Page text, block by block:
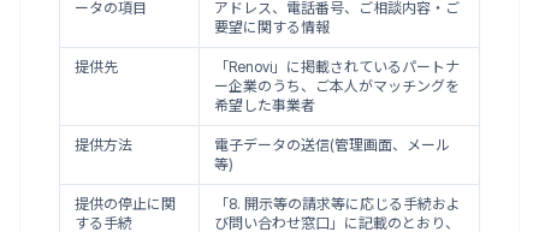
ータの項目
アドレス、電話番号、ご相談内容・ご
要望に関する情報
提供先
「Renovi」に掲載されているパートナ
ー企業のうち、ご本人がマッチングを
希望した事業者
提供方法
電子データの送信(管理画面、メール
等)
提供の停止に関
する手続
「8. 開示等の請求等に応じる手続およ
び問い合わせ窓口」に記載のとおり、